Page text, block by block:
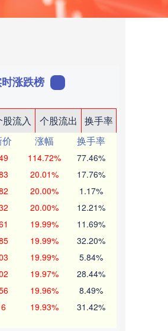
涨跌榜
股流入 个股流出
换手率
涨幅
换手率
114.72% 77.46%
20.01% 17.76%
20.00% 1.17%
20.00% 12.21%
19.99% 11.69%
19.99% 32.20%
19.99% 5.84%
19.97% 28.44%
19.96% 8.49%
19.93% 31.42%